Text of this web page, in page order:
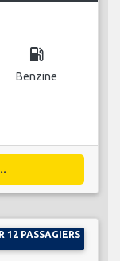
local_gas_station
Benzine
12 PASSAGIERS